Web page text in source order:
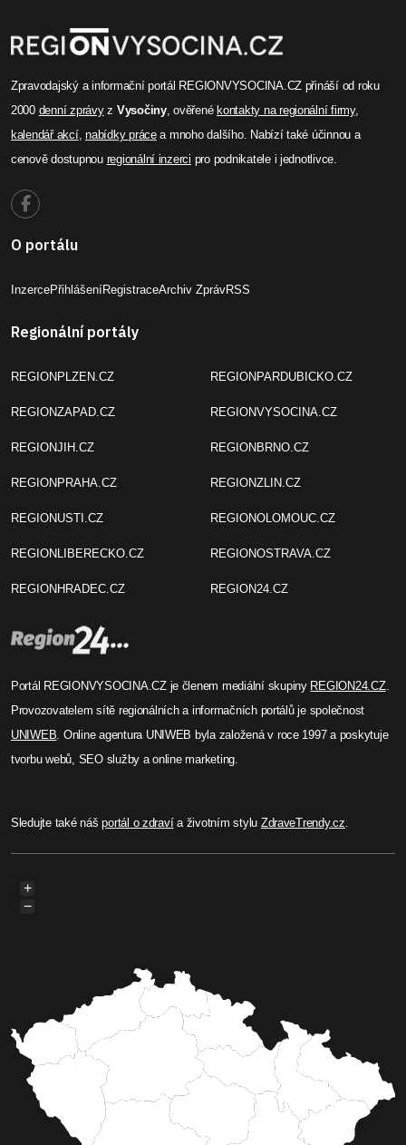
Zpravodajský a informační portál REGIONVYSOCINA.CZ přináší od roku
2000 denní zprávyz Vysočiny, ověřenékontakty na regionální firmy,
kalendář akcí,nabídky prácea mnoho dalšího. Nabízí také účinnou a
cenově dostupnou regionální inzerci pro podnikatele i jednotlivce.
O portálu
InzercePřihlášeníRegistraceArchiv ZprávRSS
Regionální portály
REGIONPLZEN.CZ
REGIONZAPAD.CZ
REGIONJIH.CZ
REGIONPRAHA.CZ
REGIONUSTI.CZ
REGIONLIBERECKO.CZ
REGIONHRADEC.CZ
REGIONPARDUBICKO.CZ
REGIONVYSOCINA.CZ
REGIONBRNO.CZ
REGIONZLIN.CZ
REGIONOLOMOUC.CZ
REGIONOSTRAVA.CZ
REGION24.CZ
Portál REGIONVYSOCINA.CZ je členem mediální skupiny REGION24.CZ.
Provozovatelem sítě regionálních a informačních portálů je společnost
UNIWEB . Online agentura UNIWEB byla založená v roce 1997 a poskytuje
tvorbu webů, SEO služby a online marketing.
Sledujte také nášportál o zdravía životním stylu ZdraveTrendy.cz
+
−